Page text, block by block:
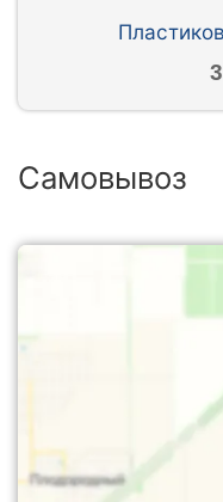
Самовывоз